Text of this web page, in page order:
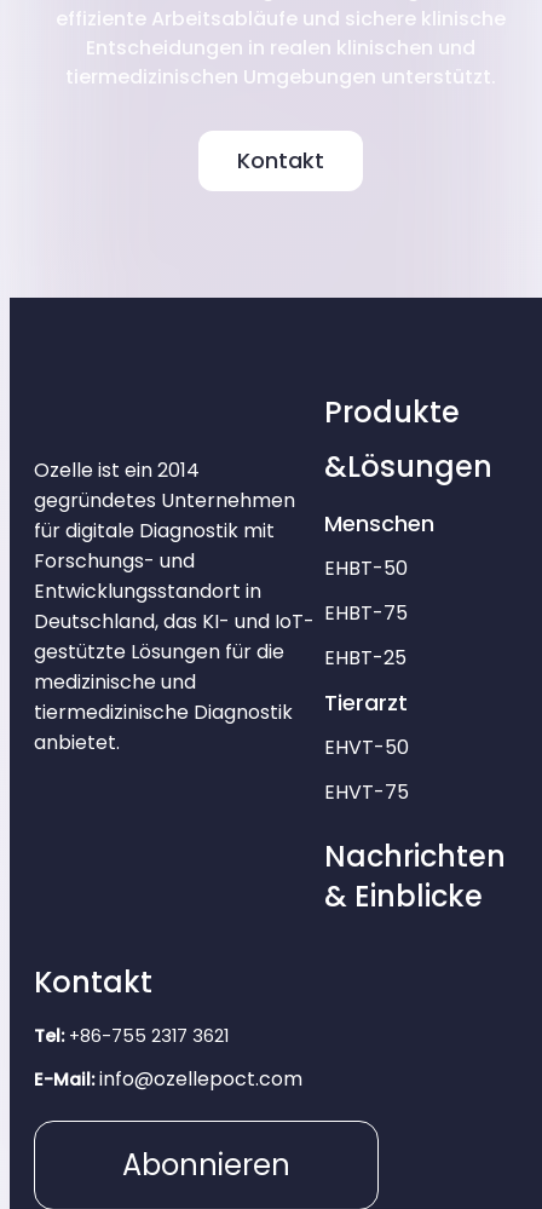
effiziente Arbeitsabläufe und sichere klinische
Entscheidungen in realen klinischen und
tiermedizinischen Umgebungen unterstützt.
Kontakt
Ozelle ist ein 2014
gegründetes Unternehmen
für digitale Diagnostik mit
Forschungs- und
Entwicklungsstandort in
Deutschland, das KI- und IoT-
gestützte Lösungen für die
medizinische und
tiermedizinische Diagnostik
anbietet.
Produkte
&Lösungen
Menschen
EHBT-50
EHBT-75
EHBT-25
Tierarzt
EHVT-50
EHVT-75
Nachrichten
& Einblicke
Kontakt
Tel:+86-755 2317 3621
E-Mail: info@ozellepoct.com
Abonnieren